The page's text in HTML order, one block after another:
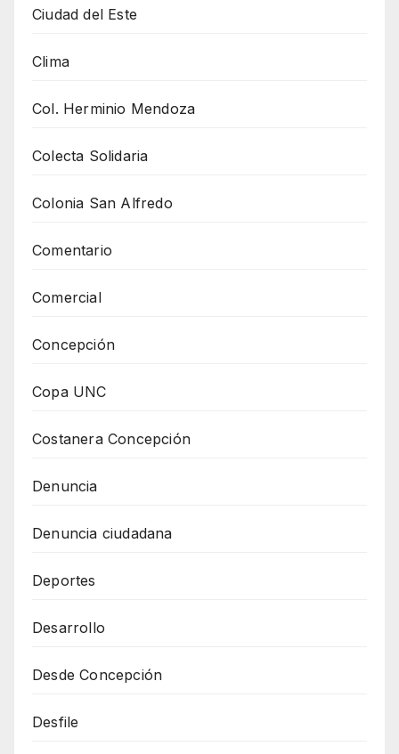
Ciudad del Este
Clima
Col. Herminio Mendoza
Colecta Solidaria
Colonia San Alfredo
Comentario
Comercial
Concepción
Copa UNC
Costanera Concepción
Denuncia
Denuncia ciudadana
Deportes
Desarrollo
Desde Concepción
Desfile